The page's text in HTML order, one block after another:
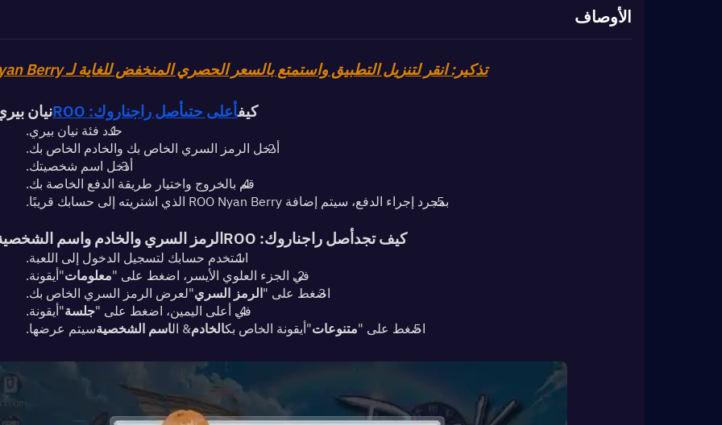
الأوصاف
تذكير: انقر لتنزيل التطبيق واستمتع بالسعر الحصري المنخفض للغاية لـ Nyan Berry
كيفأعلى حتىأصل راجناروك: ROO نيان
حدد فئة نيان بيري.
أدخل الرمز السري الخاص بك والخادم الخاص بك.
أدخل اسم شخصيتك.
قم بالخروج واختيار طريقة الدفع الخاصة بك.
بمجرد إجراء الدفع، سيتم إضافة ROO Nyan Berry الذي اشتريته إلى حسابك قريبًا.
كيف تجدأصل راجناروك: ROO الرمز السري والخادم واسم
استخدم حسابك لتسجيل الدخول إلى اللعبة.
في الجزء العلوي الأيسر، اضغط على "معلومات"أيقونة.
اضغط على "الرمز السري"لعرض الرمز السري الخاص بك.
في أعلى اليمين، اضغط على "جلسة"أيقونة.
اضغط على "متنوعات"أيقونة الخاص بكالخادم& الاسم الشخصيةسيتم عرضها.